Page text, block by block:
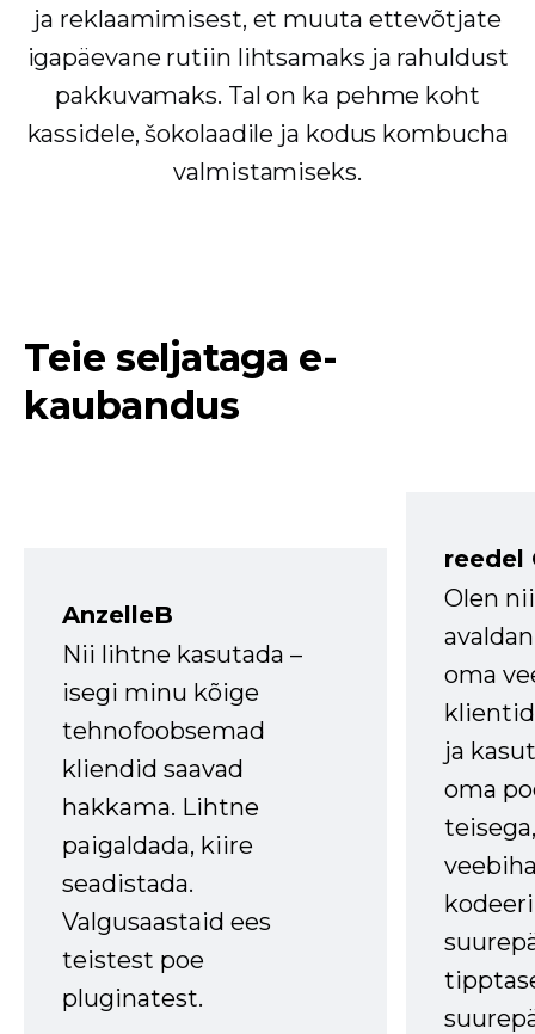
ja reklaamimisest, et muuta ettevõtjate
igapäevane rutiin lihtsamaks ja rahuldust
pakkuvamaks. Tal on ka pehme koht
kassidele, šokolaadile ja kodus kombucha
valmistamiseks.
Teie seljataga e-
kaubandus
AnzelleB
Nii lihtne kasutada –
isegi minu kõige
tehnofoobsemad
kliendid saavad
hakkama. Lihtne
paigaldada, kiire
seadistada.
Valgusaastaid ees
teistest poe
pluginatest.
reedel
Olen
oma
ja
oma